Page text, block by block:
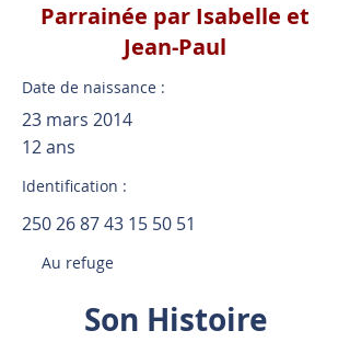
Parrainée par Isabelle et
Jean-Paul
Date de naissance :
23 mars 2014
12 ans
Identification :
250 26 87 43 15 50 51
Au refuge
Son Histoire